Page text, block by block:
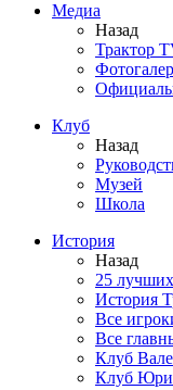
Медиа
Назад
Трактор
Клуб
Назад
Музей
Школа
История
Назад
25
История
Все
Все
Клуб
Клуб